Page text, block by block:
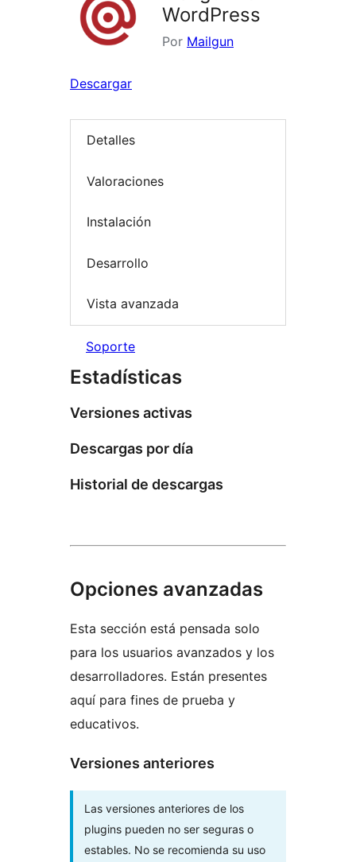
WordPress
Por Mailgun
Descargar
Detalles
Valoraciones
Instalación
Desarrollo
Vista avanzada
Soporte
Estadísticas
Versiones activas
Descargas por día
Historial de descargas
Opciones avanzadas
Esta sección está pensada solo
para los usuarios avanzados y los
desarrolladores. Están presentes
aquí para fines de prueba y
educativos.
Versiones anteriores
Las versiones anteriores de los
plugins pueden no ser seguras o
estables. No se recomienda su uso